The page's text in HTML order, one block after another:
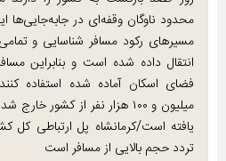
محدود ناوگان وقفه‌ای در جابه‌جایی‌ها
مسیرهای رکود مسافر شناسایی و
انتقال داده شده است و بنابراین
فضای اسکان آماده شده استفاده
یافته است/کرمانشاه پل ارتباطی کل
تردد حجم بالایی از مسافر است